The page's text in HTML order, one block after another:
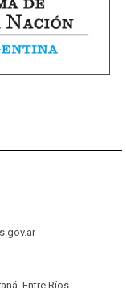
Entre Ríos.